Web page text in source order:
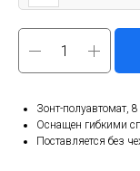
Зонт-полуавтомат,
Оснащен гибкими
Поставляется без